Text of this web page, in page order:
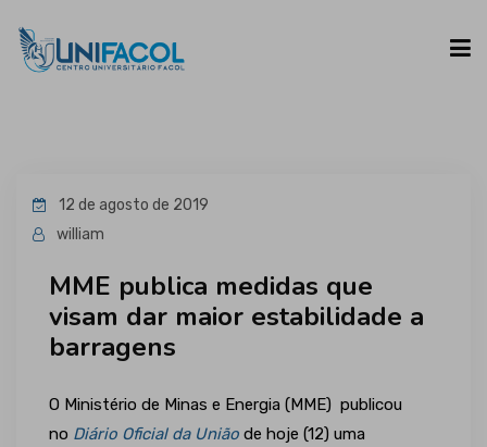
CURSOS
ESPAÇO DO ALUNO
12 de agosto de 2019
william
MME publica medidas que
visam dar maior estabilidade a
barragens
O Ministério de Minas e Energia (MME) publicou
no Diário Oficial da União de hoje (12) uma